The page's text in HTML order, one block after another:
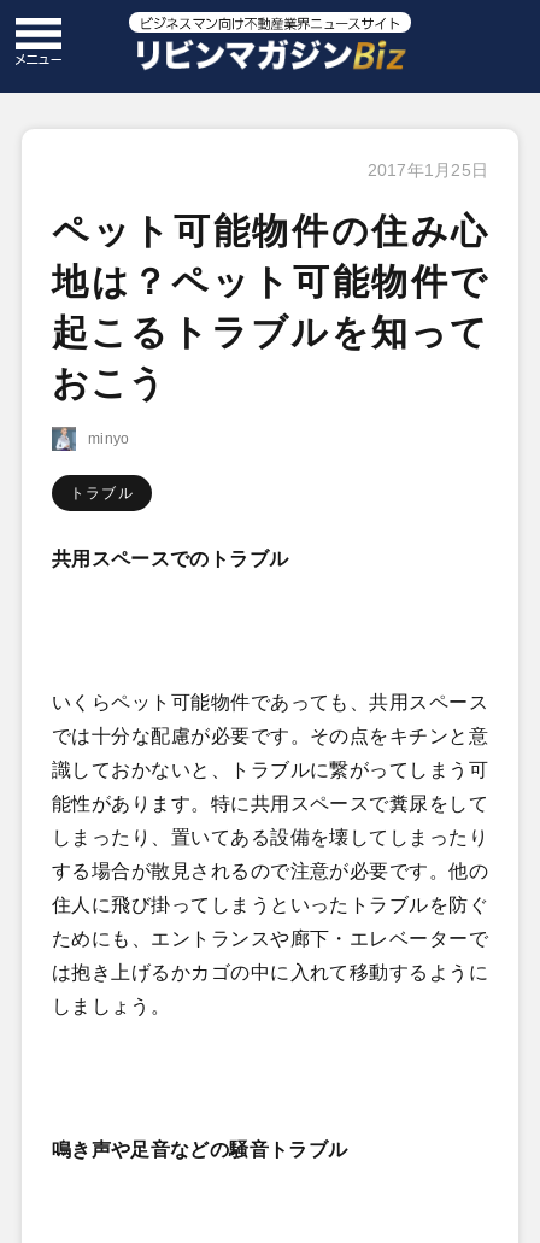
2017年1月25日
ペット可能物件の住み心
地は？ペット可能物件で
起こるトラブルを知って
おこう
minyo
トラブル
共用スペースでのトラブル
いくらペット可能物件であっても、共用スペース
では十分な配慮が必要です。その点をキチンと意
識しておかないと、トラブルに繋がってしまう可
能性があります。特に共用スペースで糞尿をして
しまったり、置いてある設備を壊してしまったり
する場合が散見されるので注意が必要です。他の
住人に飛び掛ってしまうといったトラブルを防ぐ
ためにも、エントランスや廊下・エレベーターで
は抱き上げるかカゴの中に入れて移動するように
しましょう。
鳴き声や足音などの騒音トラブル